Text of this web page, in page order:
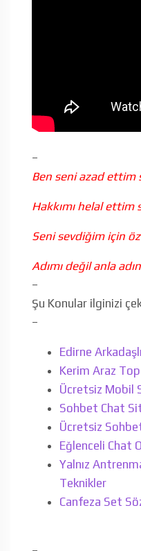
–
Ben seni azad ettim
Hakkımı helal ettim
Seni sevdiğim için
Adımı değil anla
–
Şu Konular ilginizi
–
Edirne
Kerim Araz
Ücretsiz Mobil
Sohbet Chat
Ücretsiz
Eğlenceli Chat
Yalnız
Teknikler
Canfeza Set